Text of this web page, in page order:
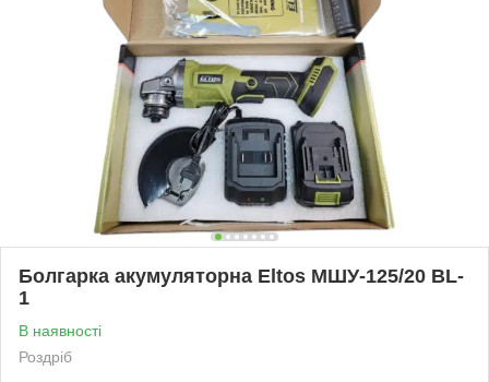
Болгарка акумуляторна Eltos МШУ-125/20 BL-
1
В наявності
Роздріб